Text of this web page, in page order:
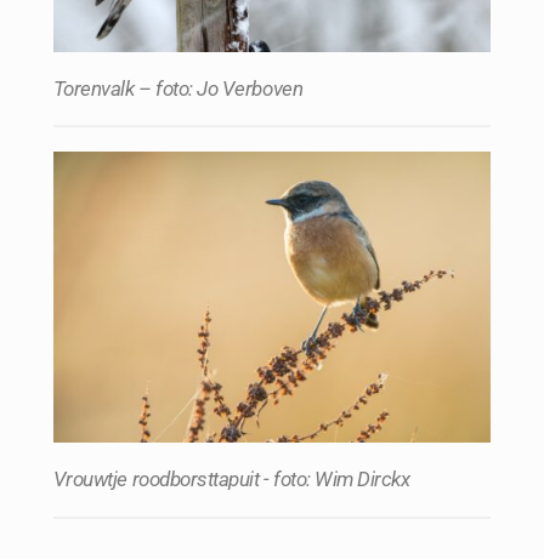
Torenvalk – foto: Jo Verboven
Vrouwtje roodborsttapuit - foto: Wim Dirckx